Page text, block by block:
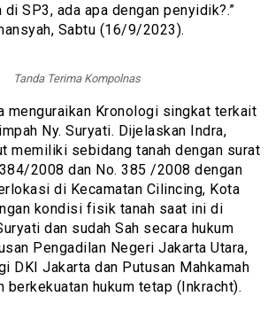
SP3, ada apa dengan penyidik?.”
Sabtu (16/9/2023).
Tanda Terima Kompolnas
menguraikan Kronologi singkat terkait
Ny. Suryati. Dijelaskan Indra,
memiliki sebidang tanah dengan surat
2008 dan No. 385 /2008 dengan
di Kecamatan Cilincing, Kota
kondisi fisik tanah saat ini di
dan sudah Sah secara hukum
Pengadilan Negeri Jakarta Utara,
DKI Jakarta dan Putusan Mahkamah
berkekuatan hukum tetap (Inkracht).